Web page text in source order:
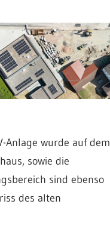
Anlage wurde auf dem
sowie die
sind ebenso
des alten